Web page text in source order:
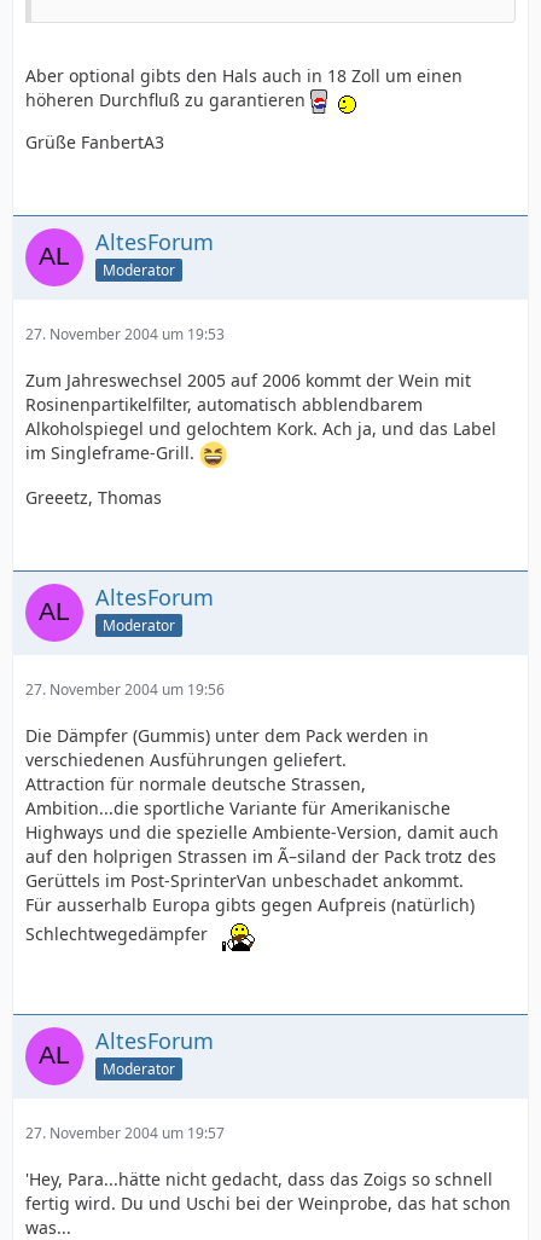
Aber optional gibts den Hals auch in 18 Zoll um einen
höheren Durchfluß zu garantieren
Grüße FanbertA3
AltesForum
Moderator
27. November 2004 um 19:53
Zum Jahreswechsel 2005 auf 2006 kommt der Wein mit
Rosinenpartikelfilter, automatisch abblendbarem
Alkoholspiegel und gelochtem Kork. Ach ja, und das Label
im Singleframe-Grill.
Greeetz, Thomas
AltesForum
Moderator
27. November 2004 um 19:56
Die Dämpfer (Gummis) unter dem Pack werden in
verschiedenen Ausführungen geliefert.
Attraction für normale deutsche Strassen,
Ambition...die sportliche Variante für Amerikanische
Highways und die spezielle Ambiente-Version, damit auch
auf den holprigen Strassen im Ã–siland der Pack trotz des
Gerüttels im Post-SprinterVan unbeschadet ankommt.
Für ausserhalb Europa gibts gegen Aufpreis (natürlich)
Schlechtwegedämpfer
AltesForum
Moderator
27. November 2004 um 19:57
'Hey, Para...hätte nicht gedacht, dass das Zoigs so schnell
fertig wird. Du und Uschi bei der Weinprobe, das hat schon
was...